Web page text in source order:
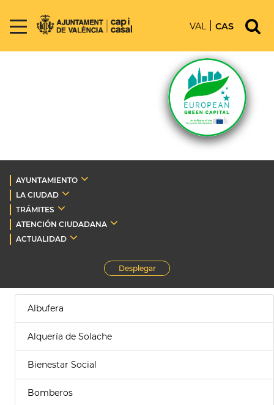
VAL CAS
AYUNTAMIENTO
LA CIUDAD
TRÁMITES
ATENCIÓN CIUDADANA
ACTUALIDAD
Desplegar
Albufera
Alquería de Solache
Bienestar Social
Bomberos